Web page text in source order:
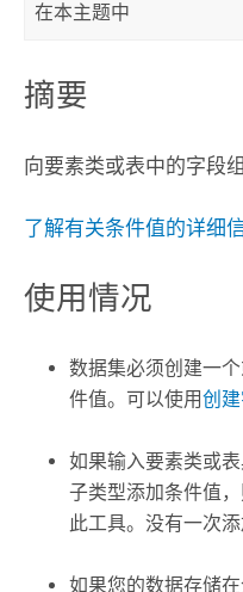
在本主题中
摘要
向要素类或表中的字段
了解有关条件值的详细
使用情况
数据集必须创建一
件值。可以使用创
如果输入要素类或
子类型添加条件值
此工具。没有一次
如果您的数据存储